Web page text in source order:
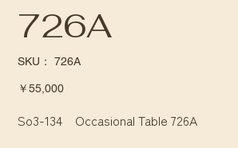
726A
SKU：
SKU：
726A
価
￥55,000
So3-134 Occasional Table 726A